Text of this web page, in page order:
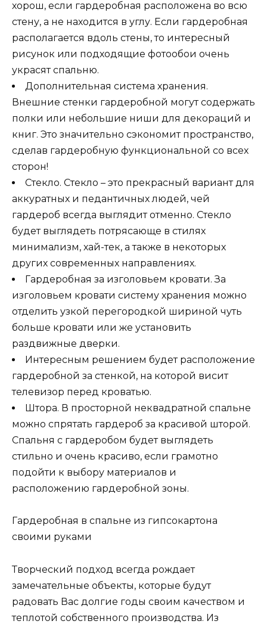
хорош, если гардеробная расположена во всю
стену, а не находится в углу. Если гардеробная
располагается вдоль стены, то интересный
рисунок или подходящие фотообои очень
украсят спальню.
Дополнительная система хранения.
Внешние стенки гардеробной могут содержать
полки или небольшие ниши для декораций и
книг. Это значительно сэкономит пространство,
сделав гардеробную функциональной со всех
сторон!
Стекло. Стекло – это прекрасный вариант для
аккуратных и педантичных людей, чей
гардероб всегда выглядит отменно. Стекло
будет выглядеть потрясающе в стилях
минимализм, хай-тек, а также в некоторых
других современных направлениях.
Гардеробная за изголовьем кровати. За
изголовьем кровати систему хранения можно
отделить узкой перегородкой шириной чуть
больше кровати или же установить
раздвижные дверки.
Интересным решением будет расположение
гардеробной за стенкой, на которой висит
телевизор перед кроватью.
Штора. В просторной неквадратной спальне
можно спрятать гардероб за красивой шторой.
Спальня с гардеробом будет выглядеть
стильно и очень красиво, если грамотно
подойти к выбору материалов и
расположению гардеробной зоны.
Гардеробная в спальне из гипсокартона
своими руками
Творческий подход всегда рождает
замечательные объекты, которые будут
радовать Вас долгие годы своим качеством и
теплотой собственного производства. Из